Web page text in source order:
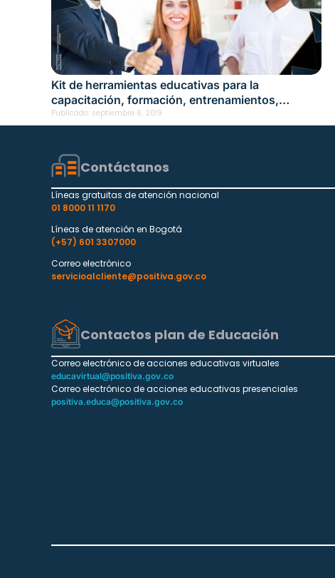
Kit de herramientas educativas para la
capacitación, formación, entrenamientos,
inducción y reinducción en SST
Publicado: septiembre 6, 2019
Contáctanos
Líneas gratuitas de atención nacional
01 8000 11 1170
Líneas de atención en Bogotá
(+57) 601 3307000
Correo electrónico
servicioalcliente@positiva.gov.co
Contactos plan de Educación
Correo electrónico de acciones educativas virtuales
educavirtual@positiva.gov.co
Correo electrónico de acciones educativas presenciales
positiva.educa@positiva.gov.co